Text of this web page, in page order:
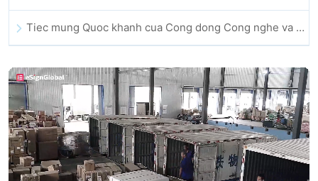
Tiec mung Quoc khanh cua Cong dong Cong nghe va Doi moi sang tao Hong Kong